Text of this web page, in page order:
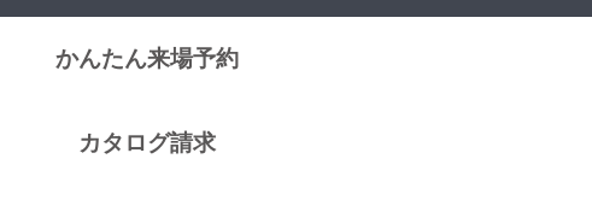
かんたん来場予約
カタログ請求